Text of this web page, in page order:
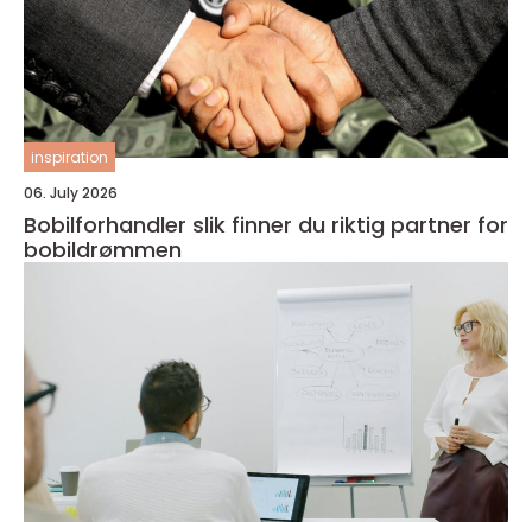
inspiration
06. July 2026
Bobilforhandler slik finner du riktig partner for
bobildrømmen